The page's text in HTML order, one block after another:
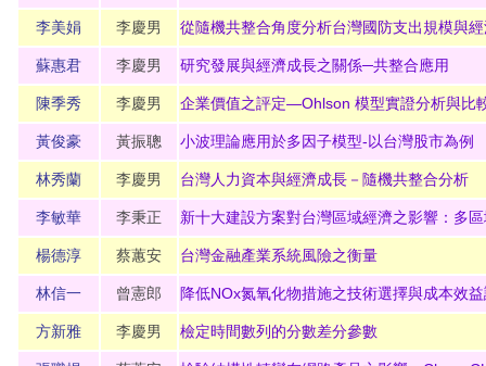
李美娟 李慶男 從隨機共整合角度分析台灣國防支出規模與
蘇惠君 李慶男 研究發展與經濟成長之關係─共整合應用
陳季秀 李慶男 企業價值之評定—Ohlson 模型實證分析與比
黃俊豪 黃振聰 小波理論應用於多因子模型-以台灣股市為例
林秀蘭 李慶男 台灣人力資本與經濟成長－隨機共整合分析
李敏華 李秉正 新十大建設方案對台灣區域經濟之影響：多
楊德淳 蔡蕙安 台灣金融產業系統風險之衡量
林信一 曾憲郎 降低NOx氮氧化物措施之技術選擇與成本效
方新雅 李慶男 檢定時間數列的分數差分參數